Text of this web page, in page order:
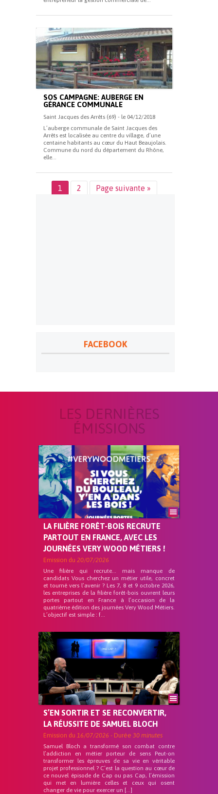
SOS CAMPAGNE: AUBERGE EN
GÉRANCE COMMUNALE
Saint Jacques des Arrêts (69) - le 04/12/2018
L’auberge communale de Saint Jacques des
Arrêts est localisée au centre du village, d’une
centaine habitants au cœur du Haut Beaujolais.
Commune du nord du département du Rhône,
elle...
1 2 Page suivante »
FACEBOOK
LES DERNIÈRES
ÉMISSIONS
LA FILIÈRE FORÊT-BOIS RECRUTE
PARTOUT EN FRANCE, AVEC LES
JOURNÉES VERY WOOD MÉTIERS !
Emission du 20/07/2026
Une filière qui recrute… mais manque de
candidats Vous cherchez un métier utile, concret
et tourné vers l’avenir ? Les 7, 8 et 9 octobre 2026,
les entreprises de la filière forêt-bois ouvrent leurs
portes partout en France à l’occasion de la
quatrième édition des journées Very Wood Métiers.
L’objectif est simple : f...
S’EN SORTIR ET SE RECONVERTIR,
LA RÉUSSITE DE SAMUEL BLOCH
Emission du 16/07/2026 - Durée 30 minutes
Samuel Bloch a transformé son combat contre
l’addiction en métier porteur de sens Peut-on
transformer les épreuves de sa vie en véritable
projet professionnel ? C’est la question au cœur de
ce nouvel épisode de Cap ou pas Cap, l’émission
qui met en lumière celles et ceux qui osent
changer de vie pour exercer un […]